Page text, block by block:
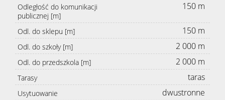
Odległość do komunikacji
publicznej [m]
150 m
Odl. do sklepu [m] 150 m
Odl. do szkoły [m] 2 000 m
Odl. do przedszkola [m] 2 000 m
Tarasy taras
Usytuowanie dwustronne